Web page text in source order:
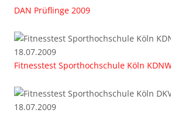
DAN Prüflinge 2009
18.07.2009
Fitnesstest Sporthochschule Köln
18.07.2009